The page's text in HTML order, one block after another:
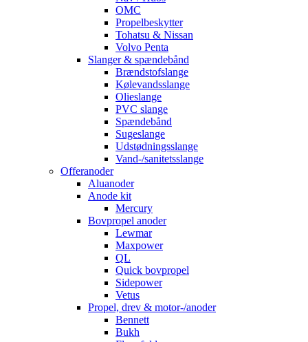
OMC
Propelbeskytter
Tohatsu & Nissan
Volvo Penta
Slanger & spændebånd
Brændstofslange
Kølevandsslange
Olieslange
PVC slange
Spændebånd
Sugeslange
Udstødningsslange
Vand-/sanitetsslange
Offeranoder
Aluanoder
Anode kit
Mercury
Bovpropel anoder
Lewmar
Maxpower
QL
Quick bovpropel
Sidepower
Vetus
Propel, drev & motor-/anoder
Bennett
Bukh